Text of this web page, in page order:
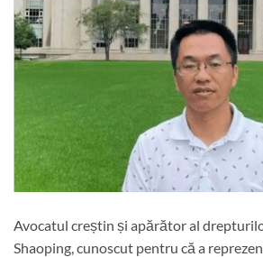
Avocatul creștin și apărător al
Shaoping, cunoscut pentru că a